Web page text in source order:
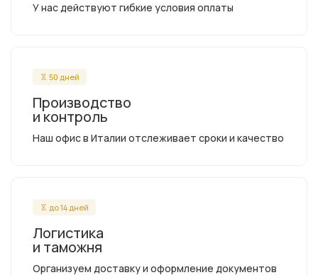
У нас действуют гибкие условия оплаты
50 дней
Производство
и контроль
Наш офис в Италии отслеживает сроки и качество
до 14 дней
Логистика
и таможня
Организуем доставку и оформление документов